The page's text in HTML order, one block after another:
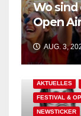
Wo sind
Open
Der
AUG. 3,
AKTUELLES
FESTIVAL &
NEWSTICKER